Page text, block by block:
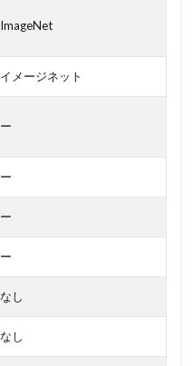
ImageNet
イメージネット
ー
ー
ー
ー
なし
なし